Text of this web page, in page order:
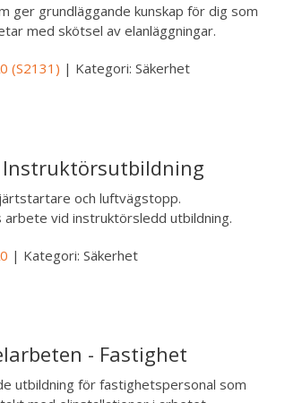
ger grundläggande kunskap för dig som
med skötsel av elanläggningar.
(S2131) | Kategori: Säkerhet
Instruktörsutbildning
och luftvägstopp.
vid instruktörsledd utbildning.
| Kategori: Säkerhet
- Fastighet
utbildning för fastighetspersonal som